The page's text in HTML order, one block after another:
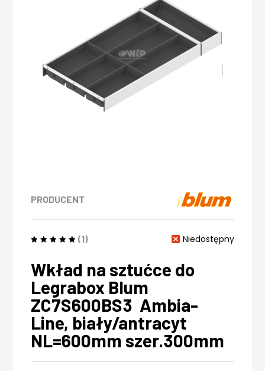
PRODUCENT
(1) Niedostępny
Wkład na sztućce do
Legrabox Blum
ZC7S600BS3 Ambia-
Line, biały/antracyt
NL=600mm szer.300mm